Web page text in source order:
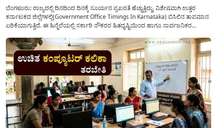
ಬೆಂಗಳೂರು: ರಾಜ್ಯದಲ್ಲಿ ದಿನದಿಂದ ದಿನಕ್ಕೆ ಸೂರ್ಯನ ಪ್ರಖರತೆ ಹೆಚ್ಚುತ್ತಿದ್ದು, ವಿಶೇಷವಾಗಿ ಉತ್ತರ
ಕರ್ನಾಟಕದ ಜಿಲ್ಲೆಗಳಲ್ಲಿ(Government Office Timings In Karnataka) ಬಿಸಿಲಿನ ತಾಪಮಾನ
ಏರಿಕೆಯಾಗುತ್ತಿದೆ. ಈ ಹಿನ್ನೆಲೆಯಲ್ಲಿ ಸರ್ಕಾರಿ ನೌಕರರ ಹಿತದೃಷ್ಟಿಯಿಂದ ಹಾಗೂ ಸಾರ್ವಜನಿಕರ
ಮತ್ತು ಕಲ್ಯಾಣ ಕರ್ನಾಟಕದ ಒಟ್ಟು 9 ಜಿಲ್ಲೆಗಳಲ್ಲಿ ಏಪ್ರಿಲ್...